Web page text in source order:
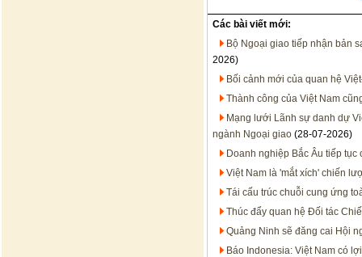
Các bài viết mới:
Bộ Ngoại giao tiếp nhận bản
2026)
Bối cảnh mới của quan hệ
Thành công của Việt Nam
Mạng lưới Lãnh sự danh dự
ngành Ngoại giao (28-07-2026)
Doanh nghiệp Bắc Âu tiếp
Việt Nam là 'mắt xích' chiến
Tái cấu trúc chuỗi cung ứng
Thúc đẩy quan hệ Đối tác
Quảng Ninh sẽ đăng cai Hội
Báo Indonesia: Việt Nam có